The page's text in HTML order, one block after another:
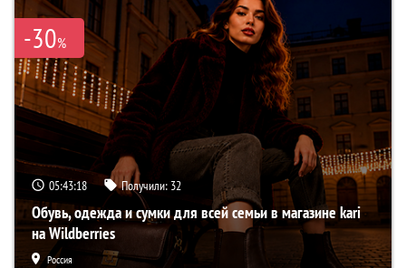
-30%
05:43:17 Получили: 32
Обувь, одежда и сумки для всей семьи в магазине kari
на Wildberries
Россия